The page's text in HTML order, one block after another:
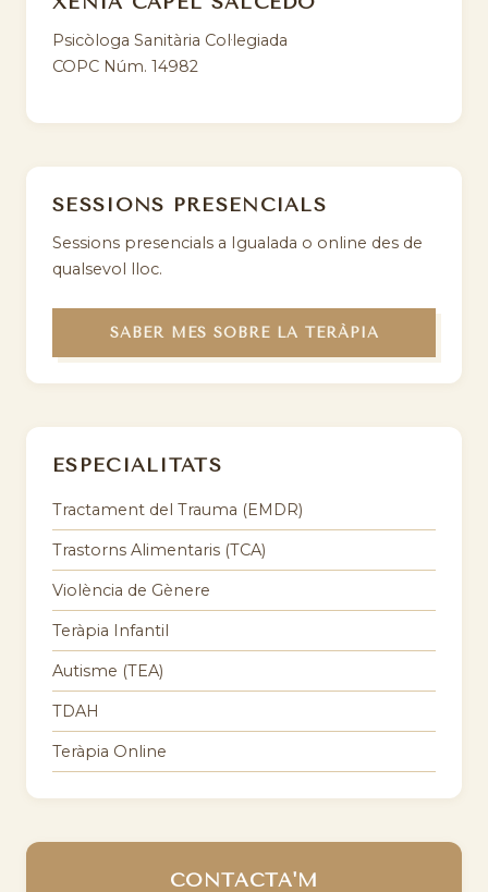
Psicòloga Sanitària Col·legiada
COPC Núm. 14982
SESSIONS PRESENCIALS
Sessions presencials a Igualada o online des de
qualsevol lloc.
SABER MÉS SOBRE LA TERÀPIA
ESPECIALITATS
Tractament del Trauma (EMDR)
Trastorns Alimentaris (TCA)
Violència de Gènere
Teràpia Infantil
Autisme (TEA)
TDAH
Teràpia Online
CONTACTA'M